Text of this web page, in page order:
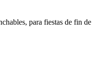
para fiestas de fin de